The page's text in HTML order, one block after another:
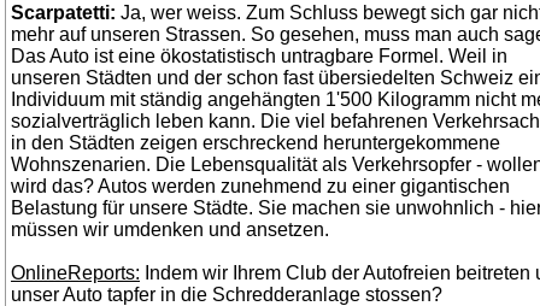
Scarpatetti: Ja, wer weiss. Zum Schluss bewegt sich gar
mehr auf unseren Strassen. So gesehen, muss man auch
Das Auto ist eine ökostatistisch untragbare Formel. Weil in
unseren Städten und der schon fast übersiedelten Schweiz
Individuum mit ständig angehängten 1'500 Kilogramm nicht
sozialverträglich leben kann. Die viel befahrenen
in den Städten zeigen erschreckend heruntergekommene
Wohnszenarien. Die Lebensqualität als Verkehrsopfer -
wird das? Autos werden zunehmend zu einer gigantischen
Belastung für unsere Städte. Sie machen sie unwohnlich -
müssen wir umdenken und ansetzen.
OnlineReports: Indem wir Ihrem Club der Autofreien beitreten
unser Auto tapfer in die Schredderanlage stossen?